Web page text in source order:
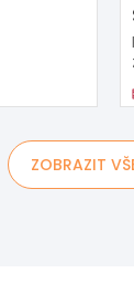
ZOBRAZIT